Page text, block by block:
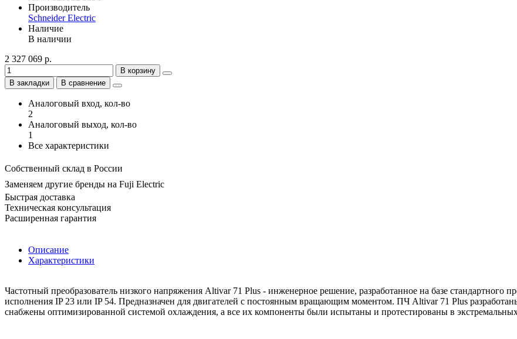
Производитель
Schneider Electric
Наличие
В наличии
2 327 069 р.
В корзину
В закладки
В сравнение
Аналоговый вход, кол-во
2
Аналоговый выход, кол-во
1
Все характеристики
Собственный склад в России
Заменяем другие бренды на Fuji Electric
Быстрая доставка
Техническая консультация
Расширенная гарантия
Описание
Характеристики
Частотный преобразователь низкого напряжения Altivar 71 Plus - инженерное решение, разработанное на базе стандартного
исполнения IP 23 или IP 54. Предназначен для двигателей с постоянным вращающим моментом. ПЧ Altivar 71 Plus
снабжены оптимизированной системой охлаждения, а все их компоненты были испытаны и протестированы в